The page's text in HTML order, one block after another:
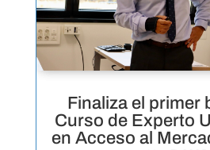
Finaliza el primer
Curso de Experto
en Acceso al